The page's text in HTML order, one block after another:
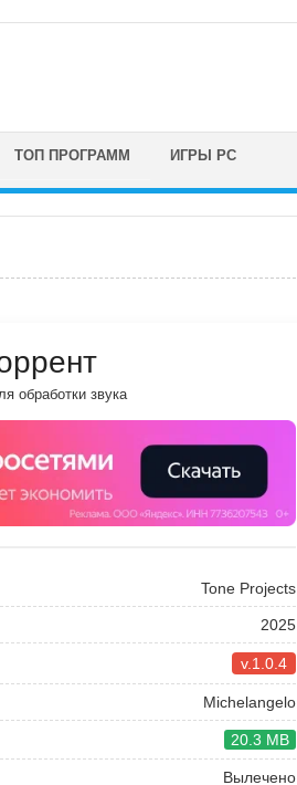
ТОП ПРОГРАММ ИГРЫ PC
обработки звука
Tone Projects
2025
v.1.0.4
Michelangelo
20.3 MB
Вылечено